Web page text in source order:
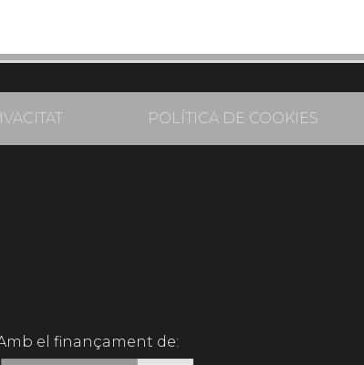
POLÍTICA DE COOKIES
el finançament de: